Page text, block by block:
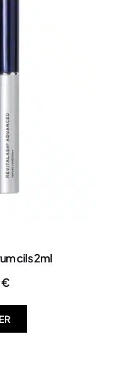
cils 2ml
€